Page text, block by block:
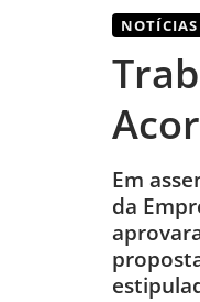
NOTÍCIAS
Em
da